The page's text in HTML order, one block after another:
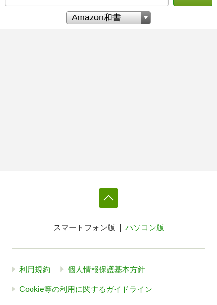
スマートフォン版 パソコン版
利用規約 個人情報保護基本方針
Cookie等の利用に関するガイドライン